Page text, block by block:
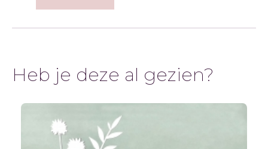
Heb je deze al gezien?